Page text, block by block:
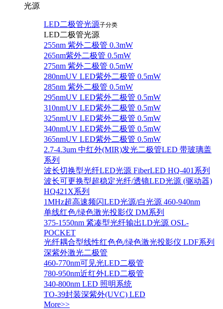
光源
LED二极管光源子分类
LED二极管光源
255nm 紫外二极管 0.3mW
265nm紫外二极管 0.5mW
275nm 紫外二极管 0.5mW
280nmUV LED紫外二极管 0.5mW
285nm 紫外二极管 0.5mW
295nmUV LED紫外二极管 0.5mW
310nmUV LED紫外二极管 0.5mW
325nmUV LED紫外二极管 0.5mW
340nmUV LED紫外二极管 0.5mW
365nmUV LED紫外二极管 0.5mW
2.7-4.3um 中红外(MIR)发光二极管LED 带玻璃盖
系列
波长切换型光纤LED光源 FiberLED HQ-401系列
波长可更换型超稳定光纤/透镜LED光源 (驱动器)
HQ421X系列
1MHz超高速频闪LED光源/白光源 460-940nm
单线红色/绿色激光投影仪 DM系列
375-1550nm 紧凑型光纤输出LD光源 OSL-
POCKET
光纤耦合型线性红色色/绿色激光投影仪 LDF系列
深紫外激光二极管
460-770nm可见光LED二极管
780-950nm近红外LED二极管
340-800nm LED 照明系统
TO-39封装深紫外(UVC) LED
More>>